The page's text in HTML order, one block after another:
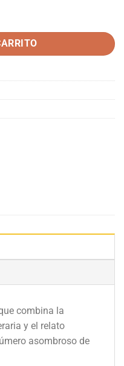
combina la
y el relato
asombroso de